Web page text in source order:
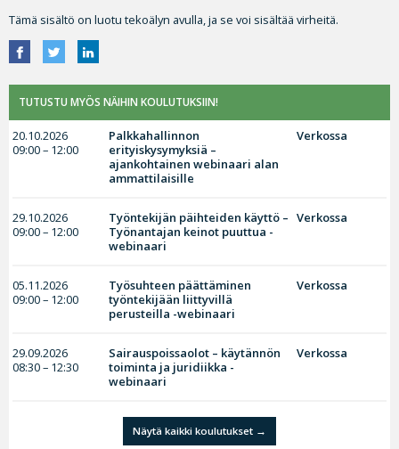
Tämä sisältö on luotu tekoälyn avulla, ja se voi sisältää virheitä.
TUTUSTU MYÖS NÄIHIN KOULUTUKSIIN!
20.10.2026
09:00 – 12:00
Palkkahallinnon
erityiskysymyksiä –
ajankohtainen webinaari alan
ammattilaisille
Verkossa
29.10.2026
09:00 – 12:00
Työntekijän päihteiden käyttö –
Työnantajan keinot puuttua -
webinaari
Verkossa
05.11.2026
09:00 – 12:00
Työsuhteen päättäminen
työntekijään liittyvillä
perusteilla -webinaari
Verkossa
29.09.2026
08:30 – 12:30
Sairauspoissaolot – käytännön
toiminta ja juridiikka -
webinaari
Verkossa
Näytä kaikki koulutukset